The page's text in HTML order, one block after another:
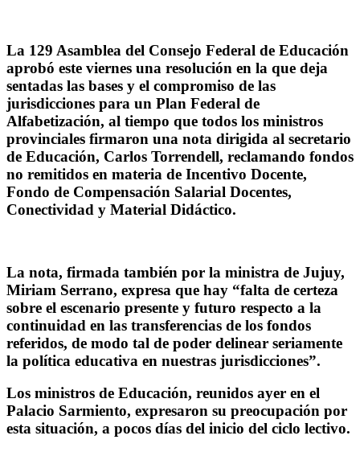
La 129 Asamblea del Consejo Federal de Educación
aprobó este viernes una resolución en la que deja
sentadas las bases y el compromiso de las
jurisdicciones para un Plan Federal de
Alfabetización, al tiempo que todos los ministros
provinciales firmaron una nota dirigida al secretario
de Educación, Carlos Torrendell, reclamando fondos
no remitidos en materia de Incentivo Docente,
Fondo de Compensación Salarial Docentes,
Conectividad y Material Didáctico.
La nota, firmada también por la ministra de Jujuy,
Miriam Serrano, expresa que hay “falta de certeza
sobre el escenario presente y futuro respecto a la
continuidad en las transferencias de los fondos
referidos, de modo tal de poder delinear seriamente
la política educativa en nuestras jurisdicciones”.
Los ministros de Educación, reunidos ayer en el
Palacio Sarmiento, expresaron su preocupación por
esta situación, a pocos días del inicio del ciclo lectivo.